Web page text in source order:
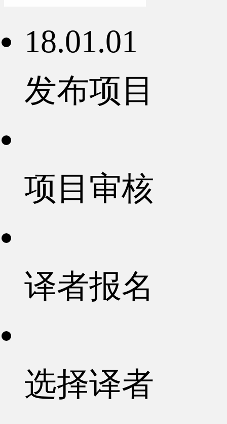
18.01.01
发布项目
项目审核
译者报名
选择译者